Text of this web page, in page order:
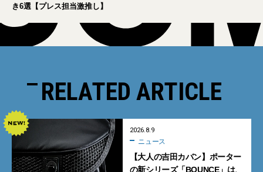
き6選【プレス担当激推し】
RELATED ARTICLE
2026.8.9
ニュース
【大人の吉田カバン】ポーター
の新シリーズ「BOUNCE」は、